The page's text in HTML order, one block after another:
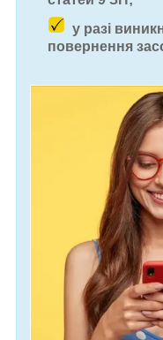
у разі
повернення